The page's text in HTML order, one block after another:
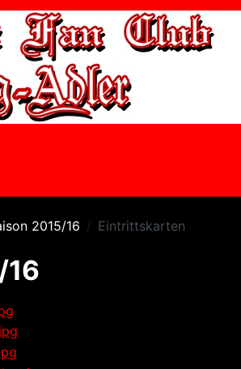
2015/16 Eintrittskarten